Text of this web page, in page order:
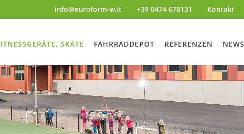
info@euroform-w.it +39 0474 678131 Kontakt
SKATE FAHRRADDEPOT REFERENZEN NEWS